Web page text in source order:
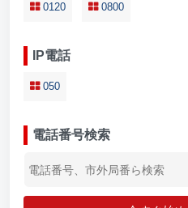
0120 0800
IP電話
050
電話番号検索